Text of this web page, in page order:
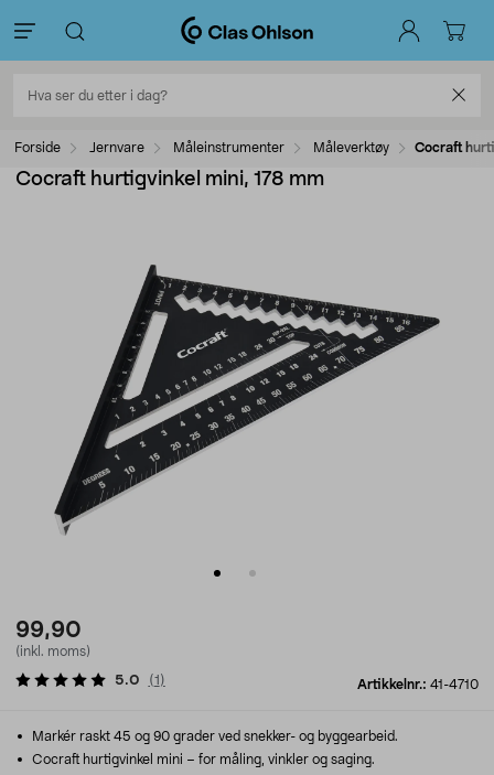
Forside Jernvare Måleinstrumenter Måleverktøy Cocraft
Cocraft hurtigvinkel mini, 178 mm
99,90
(inkl. moms)
Artikkelnr.: 41-4710
5.0 (1 )
Markér raskt 45 og 90 grader ved snekker- og byggearbeid.
Cocraft hurtigvinkel mini – for måling, vinkler og saging.